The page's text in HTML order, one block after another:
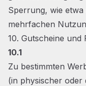
Sperrung, wie
mehrfachen
10. Gutscheine und
10.1
Zu bestimmten
(in physischer oder